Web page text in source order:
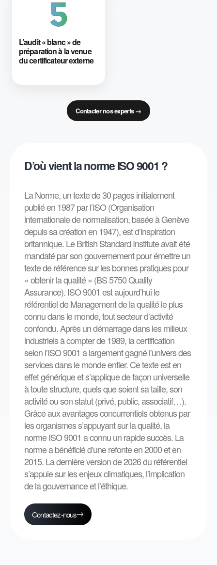
L’audit « blanc » de
préparation à la venue
du certificateur externe
Contacter nos experts →
D’où vient la norme ISO 9001 ?
La Norme, un texte de 30 pages initialement
publié en 1987 par l’ISO (Organisation
internationale de normalisation, basée à Genève
depuis sa création en 1947), est d’inspiration
britannique. Le British Standard Institute avait été
mandaté par son gouvernement pour émettre un
texte de référence sur les bonnes pratiques pour
« obtenir la qualité » (BS 5750 Quality
Assurance). ISO 9001 est aujourd’hui le
référentiel de Management de la qualité le plus
connu dans le monde, tout secteur d’activité
confondu. Après un démarrage dans les milieux
industriels à compter de 1989, la certification
selon l’ISO 9001 a largement gagné l’univers des
services dans le monde entier. Ce texte est en
effet générique et s’applique de façon universelle
à toute structure, quels que soient sa taille, son
activité ou son statut (privé, public, associatif…).
Grâce aux avantages concurrentiels obtenus par
les organismes s’appuyant sur la qualité, la
norme ISO 9001 a connu un rapide succès. La
norme a bénéficié d’une refonte en 2000 et en
2015. La dernière version de 2026 du référentiel
s’appuie sur les enjeux climatiques, l’implication
de la gouvernance et l’éthique.
Contactez-nous